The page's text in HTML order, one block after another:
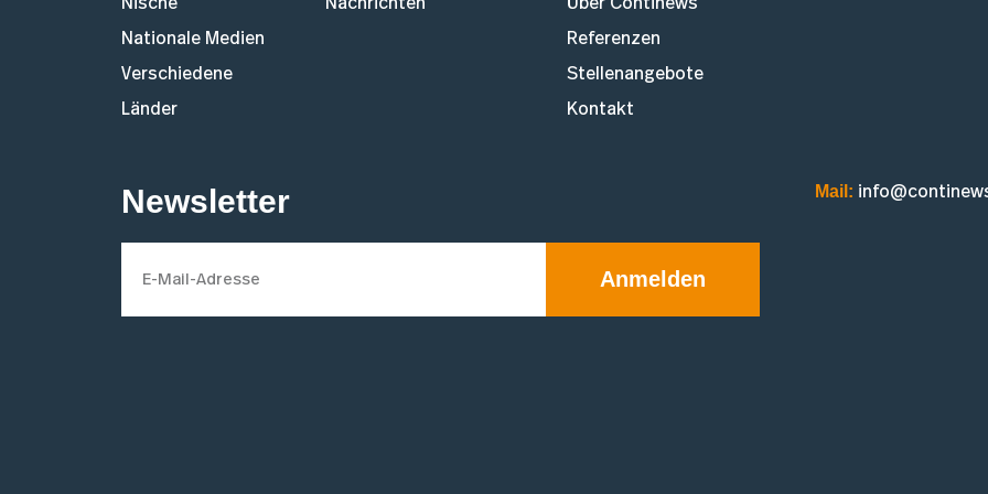
Nische
Nationale Medien
Verschiedene
Länder
Nachrichten
Über Continews
Referenzen
Stellenangebote
Kontakt
Newsletter
Anmelden
Mail: